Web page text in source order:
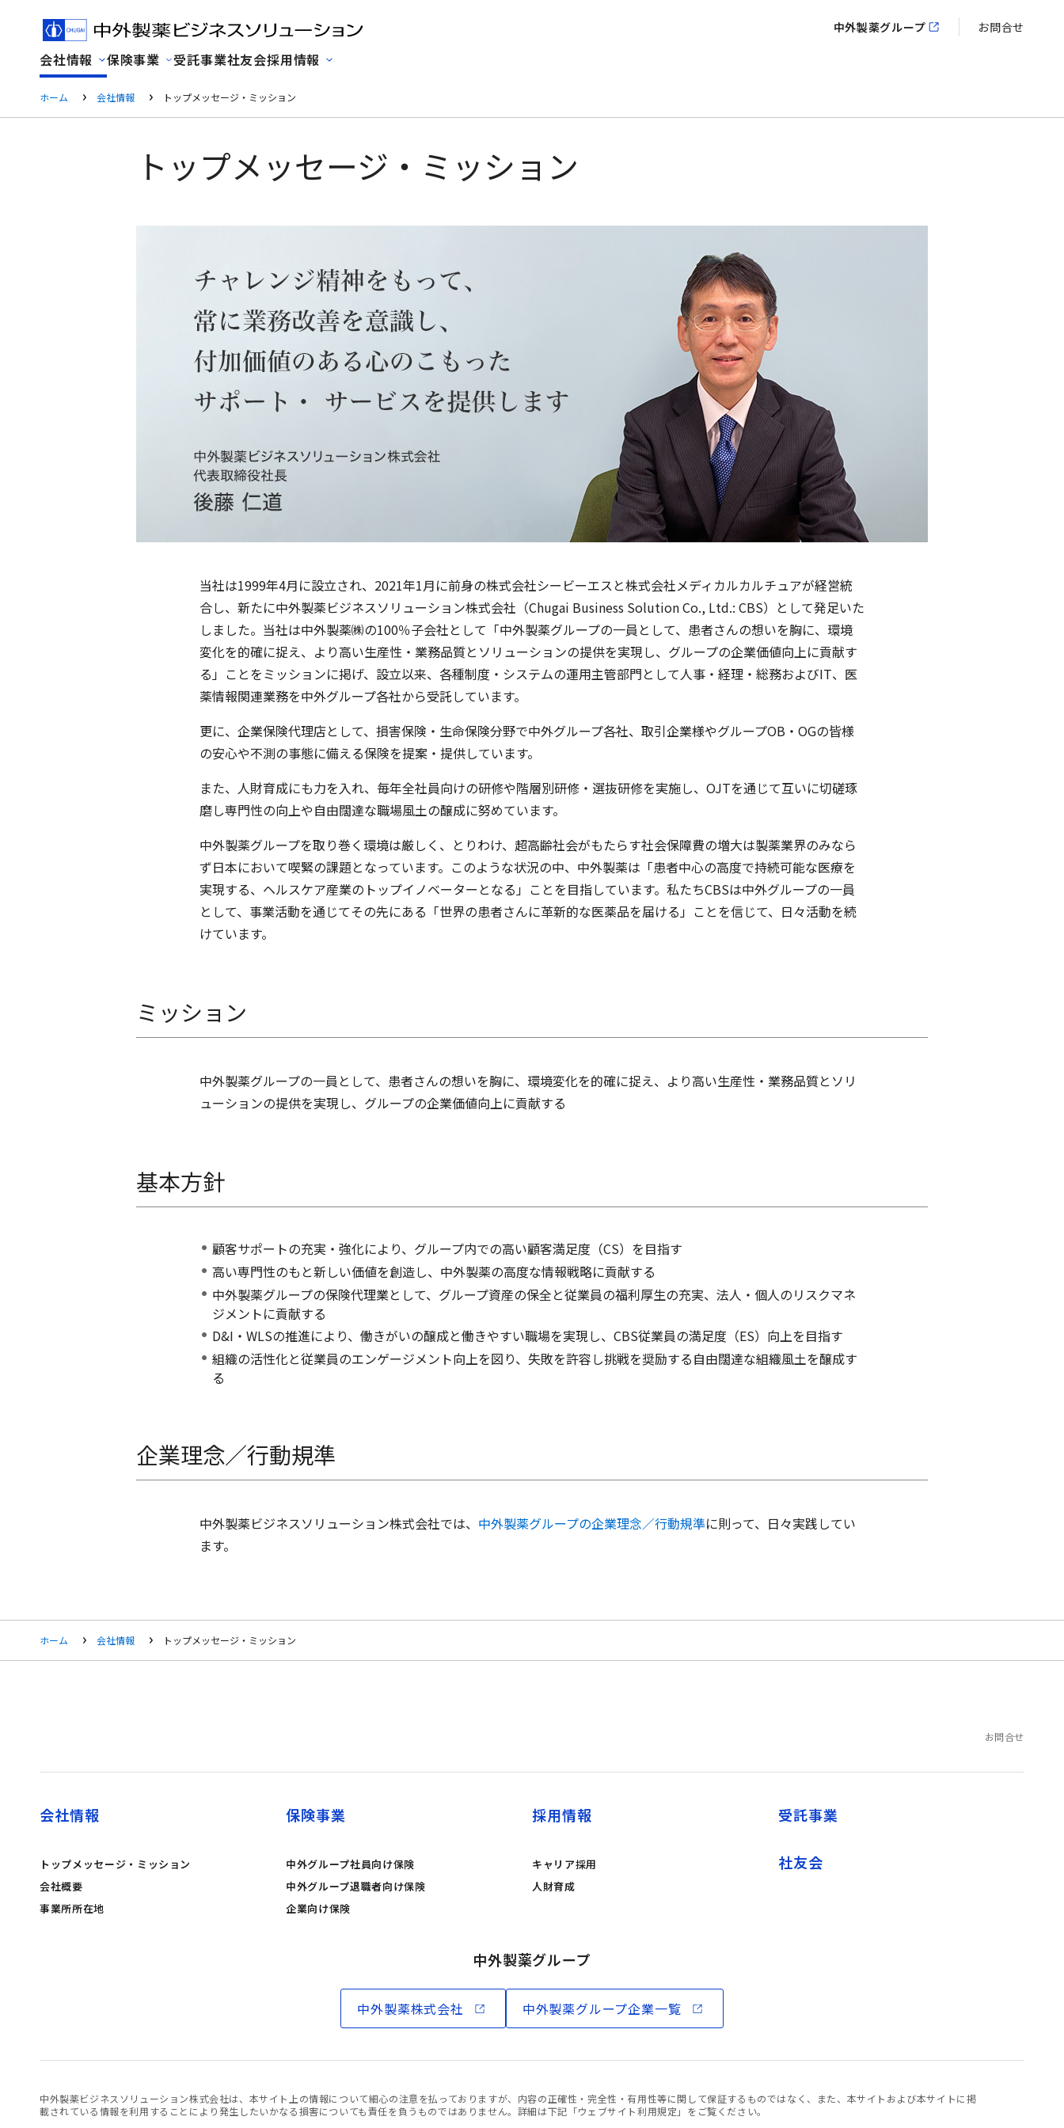
中外製薬グループ お問合せ
会社情報 保険事業 受託事業社友会採用情報
ホーム 会社情報 トップメッセージ・ミッション
トップメッセージ・ミッション
当社は1999年4月に設立され、2021年1月に前身の株式会社シービーエスと株式会社メディカルカルチュアが経営統
合し、新たに中外製薬ビジネスソリューション株式会社（Chugai Business Solution Co., Ltd.: CBS）として発足いた
しました。当社は中外製薬㈱の100％子会社として「中外製薬グループの一員として、患者さんの想いを胸に、環境
変化を的確に捉え、より高い生産性・業務品質とソリューションの提供を実現し、グループの企業価値向上に貢献す
る」ことをミッションに掲げ、設立以来、各種制度・システムの運用主管部門として人事・経理・総務およびIT、医
薬情報関連業務を中外グループ各社から受託しています。
更に、企業保険代理店として、損害保険・生命保険分野で中外グループ各社、取引企業様やグループOB・OGの皆様
の安心や不測の事態に備える保険を提案・提供しています。
また、人財育成にも力を入れ、毎年全社員向けの研修や階層別研修・選抜研修を実施し、OJTを通じて互いに切磋琢
磨し専門性の向上や自由闊達な職場風土の醸成に努めています。
中外製薬グループを取り巻く環境は厳しく、とりわけ、超高齢社会がもたらす社会保障費の増大は製薬業界のみなら
ず日本において喫緊の課題となっています。このような状況の中、中外製薬は「患者中心の高度で持続可能な医療を
実現する、ヘルスケア産業のトップイノベーターとなる」ことを目指しています。私たちCBSは中外グループの一員
として、事業活動を通じてその先にある「世界の患者さんに革新的な医薬品を届ける」ことを信じて、日々活動を続
けています。
ミッション
中外製薬グループの一員として、患者さんの想いを胸に、環境変化を的確に捉え、より高い生産性・業務品質とソリ
ューションの提供を実現し、グループの企業価値向上に貢献する
基本方針
顧客サポートの充実・強化により、グループ内での高い顧客満足度（CS）を目指す
高い専門性のもと新しい価値を創造し、中外製薬の高度な情報戦略に貢献する
中外製薬グループの保険代理業として、グループ資産の保全と従業員の福利厚生の充実、法人・個人のリスクマネ
ジメントに貢献する
D&I・WLSの推進により、働きがいの醸成と働きやすい職場を実現し、CBS従業員の満足度（ES）向上を目指す
組織の活性化と従業員のエンゲージメント向上を図り、失敗を許容し挑戦を奨励する自由闊達な組織風土を醸成す
る
企業理念／行動規準
中外製薬ビジネスソリューション株式会社では、 中外製薬グループの企業理念／行動規準に則って、日々実践してい
ます。
ホーム 会社情報 トップメッセージ・ミッション
お問合せ
会社情報
トップメッセージ・ミッション
会社概要
事業所所在地
保険事業
中外グループ社員向け保険
中外グループ退職者向け保険
企業向け保険
採用情報
キャリア採用
人財育成
受託事業
社友会
中外製薬グループ
中外製薬株式会社 中外製薬グループ企業一覧
中外製薬ビジネスソリューション株式会社は、本サイト上の情報について細心の注意を払っておりますが、内容の正確性・完全性・有用性等に関して保証するものではなく、また、本サイトおよび本サイトに掲
載されている情報を利用することにより発生したいかなる損害についても責任を負うものではありません。詳細は下記「ウェブサイト利用規定」をご覧ください。